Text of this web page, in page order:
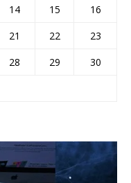
14 15
16
21 22
23
28 29
30